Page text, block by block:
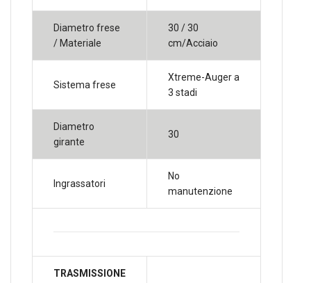
Diametro frese
/ Materiale
30 / 30
cm/Acciaio
Sistema frese
Xtreme-Auger a
3 stadi
Diametro
girante
30
Ingrassatori
No
manutenzione
TRASMISSIONE